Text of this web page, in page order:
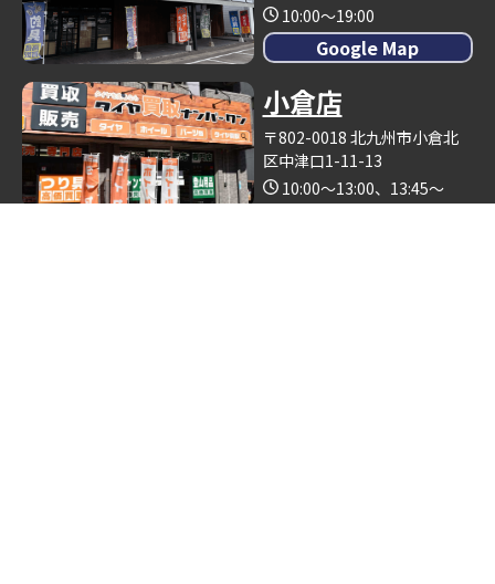
10:00～19:00
Google Map
小倉店
〒802-0018 北九州市小倉北
区中津口1-11-13
10:00～13:00、13:45～
19:00（木曜日定休）